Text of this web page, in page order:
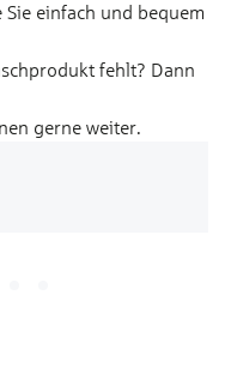
einfach und bequem
fehlt? Dann
gerne weiter.